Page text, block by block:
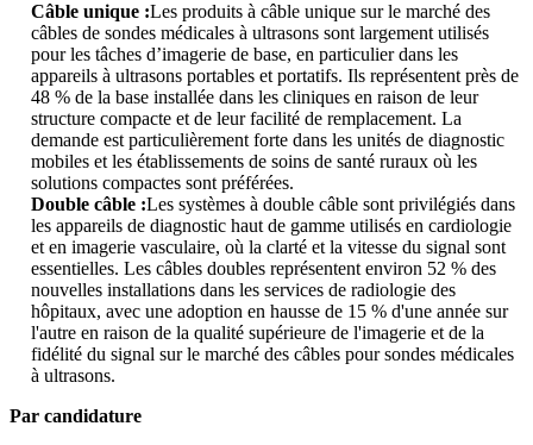
Câble unique :Les produits à câble unique sur le marché des
câbles de sondes médicales à ultrasons sont largement utilisés
pour les tâches d’imagerie de base, en particulier dans les
appareils à ultrasons portables et portatifs. Ils représentent près de
48 % de la base installée dans les cliniques en raison de leur
structure compacte et de leur facilité de remplacement. La
demande est particulièrement forte dans les unités de diagnostic
mobiles et les établissements de soins de santé ruraux où les
solutions compactes sont préférées.
Double câble :Les systèmes à double câble sont privilégiés dans
les appareils de diagnostic haut de gamme utilisés en cardiologie
et en imagerie vasculaire, où la clarté et la vitesse du signal sont
essentielles. Les câbles doubles représentent environ 52 % des
nouvelles installations dans les services de radiologie des
hôpitaux, avec une adoption en hausse de 15 % d'une année sur
l'autre en raison de la qualité supérieure de l'imagerie et de la
fidélité du signal sur le marché des câbles pour sondes médicales
à ultrasons.
Par candidature